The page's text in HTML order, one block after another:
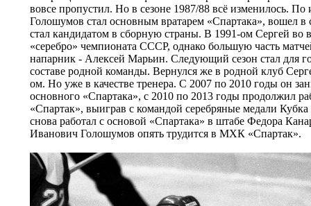
вовсе пропустил. Но в сезоне 1987/88 всё изменилось. По
Голошумов стал основным вратарем «Спартака», вошел
стал кандидатом в сборную страны. В 1991-ом Сергей во
«серебро» чемпионата СССР, однако большую часть
напарник - Алексей Марьин. Следующий сезон стал для
составе родной команды. Вернулся же в родной клуб
ом. Но уже в качестве тренера. С 2007 по 2010 годы он
основного «Спартака», с 2010 по 2013 годы продолжил
«Спартак», выиграв с командой серебряные медали
снова работал с основой «Спартака» в штабе Федора
Иванович Голошумов опять трудится в МХК «Спартак».